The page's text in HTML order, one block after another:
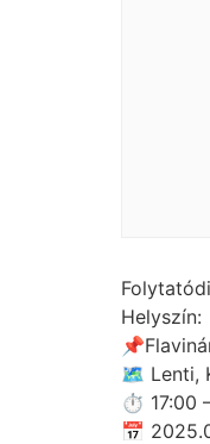
Helyszín:
🗺 Lenti,
⏱ 17:00
📅